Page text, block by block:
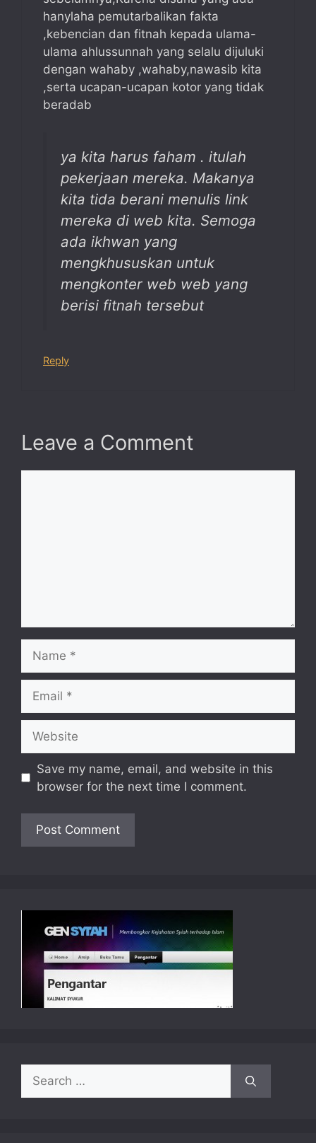
hanylaha pemutarbalikan fakta
,kebencian dan fitnah kepada ulama-
ulama ahlussunnah yang selalu dijuluki
dengan wahaby ,wahaby,nawasib kita
,serta ucapan-ucapan kotor yang tidak
beradab
ya kita harus faham . itulah
pekerjaan mereka. Makanya
kita tida berani menulis link
mereka di web kita. Semoga
ada ikhwan yang
mengkhususkan untuk
mengkonter web web yang
berisi fitnah tersebut
Reply
Leave a Comment
Save my name, email, and website in this
browser for the next time I comment.
Search
for: